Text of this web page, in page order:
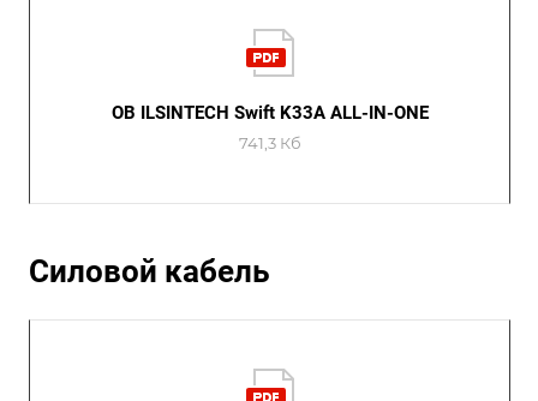
ОВ ILSINTECH Swift K33A ALL-IN-ONE
741,3 Кб
Силовой кабель